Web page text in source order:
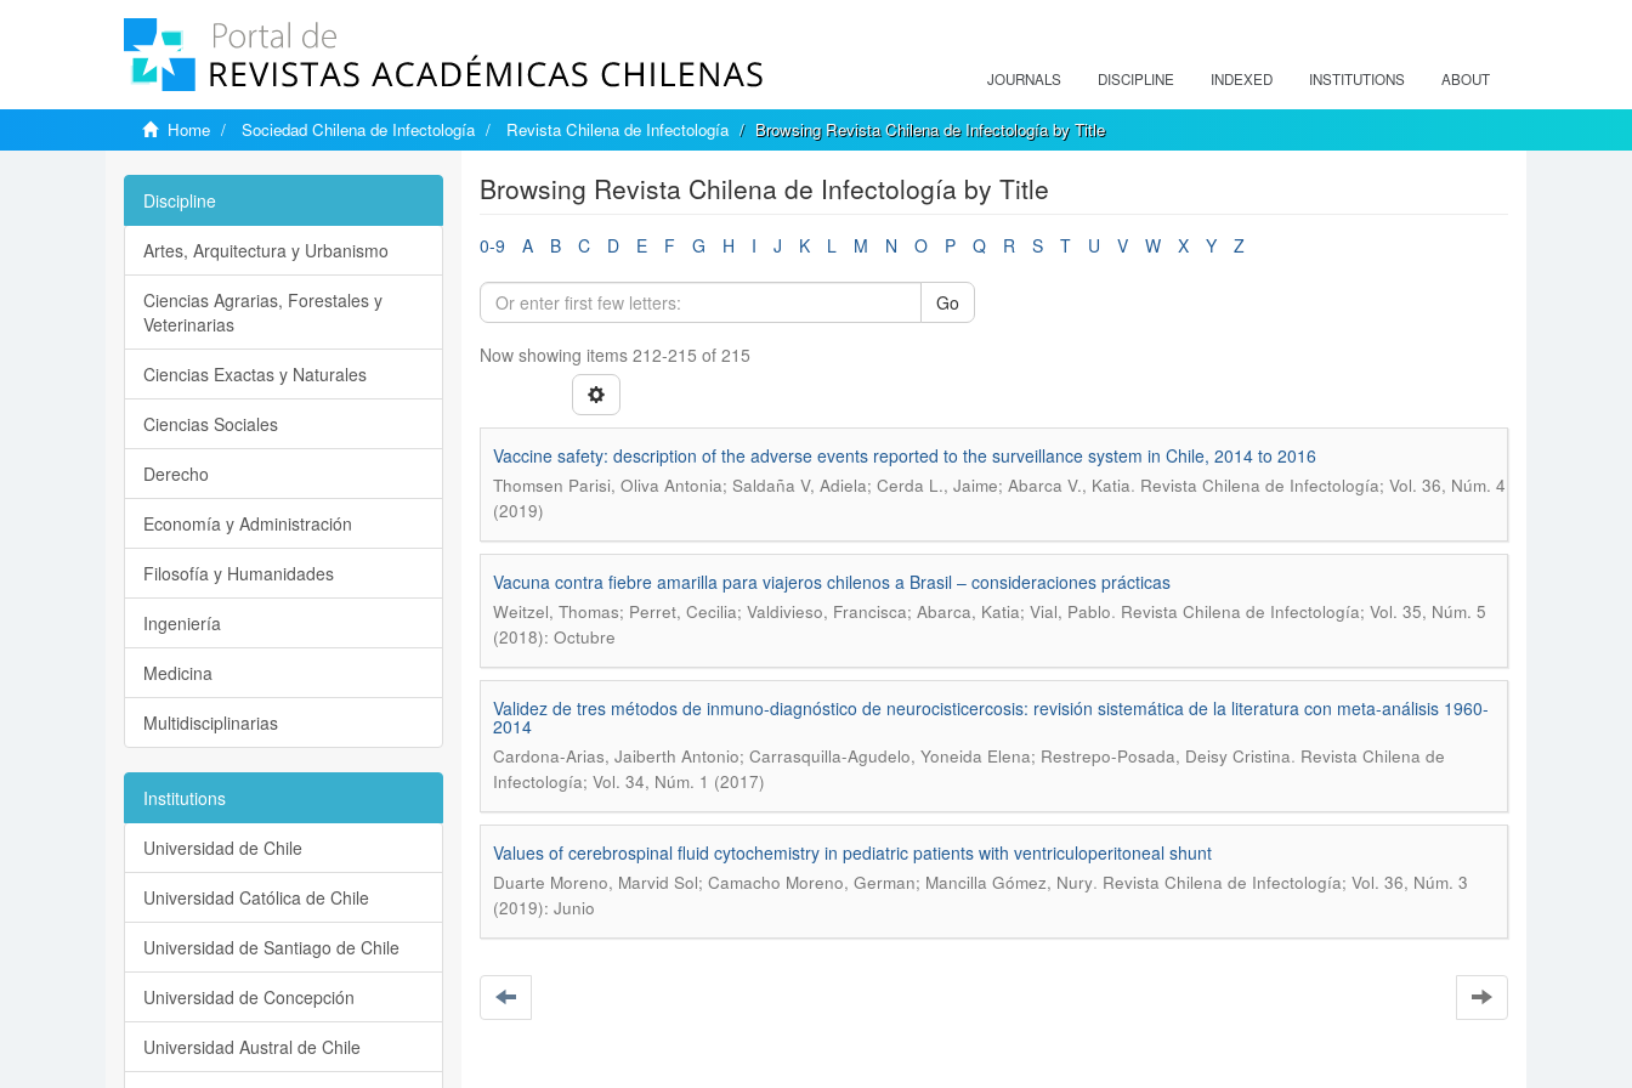
JOURNALS DISCIPLINE INDEXED INSTITUTIONS ABOUT
Home Sociedad Chilena de Infectología Revista Chilena de Infectología Browsing Revista Chilena de Infectología by Title
Browsing Revista Chilena de Infectología by Title
0-9 A B C D E F G H I J K L M N O P Q R S T U V W X Y Z
Go
Now showing items 212-215 of 215
Vaccine safety: description of the adverse events reported to the surveillance system in Chile, 2014 to 2016
Thomsen Parisi, Oliva Antonia; Saldaña V, Adiela; Cerda L., Jaime; Abarca V., Katia. Revista Chilena de Infectología; Vol. 36, Núm. 4
(2019)
Vacuna contra fiebre amarilla para viajeros chilenos a Brasil – consideraciones prácticas
Weitzel, Thomas; Perret, Cecilia; Valdivieso, Francisca; Abarca, Katia; Vial, Pablo. Revista Chilena de Infectología; Vol. 35, Núm. 5
(2018): Octubre
Validez de tres métodos de inmuno-diagnóstico de neurocisticercosis: revisión sistemática de la literatura con meta-análisis 1960-
2014
Cardona-Arias, Jaiberth Antonio; Carrasquilla-Agudelo, Yoneida Elena; Restrepo-Posada, Deisy Cristina. Revista Chilena de
Infectología; Vol. 34, Núm. 1 (2017)
Values of cerebrospinal fluid cytochemistry in pediatric patients with ventriculoperitoneal shunt
Duarte Moreno, Marvid Sol; Camacho Moreno, German; Mancilla Gómez, Nury. Revista Chilena de Infectología; Vol. 36, Núm. 3
(2019): Junio
Discipline
Artes, Arquitectura y Urbanismo
Ciencias Agrarias, Forestales y
Veterinarias
Ciencias Exactas y Naturales
Ciencias Sociales
Derecho
Economía y Administración
Filosofía y Humanidades
Ingeniería
Medicina
Multidisciplinarias
Institutions
Universidad de Chile
Universidad Católica de Chile
Universidad de Santiago de Chile
Universidad de Concepción
Universidad Austral de Chile